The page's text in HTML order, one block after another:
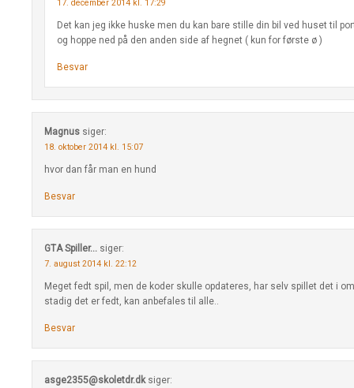
17. december 2014 kl. 17:29
Det kan jeg ikke huske men du kan bare stille din bil ved huset til
og hoppe ned på den anden side af hegnet ( kun for første ø )
Besvar
Magnus siger:
18. oktober 2014 kl. 15:07
hvor dan får man en hund
Besvar
GTA Spiller... siger:
7. august 2014 kl. 22:12
Meget fedt spil, men de koder skulle opdateres, har selv spillet det i
stadig det er fedt, kan anbefales til alle..
Besvar
asge2355@skoletdr.dk siger: